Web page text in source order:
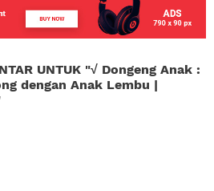
UNTUK "√ Dongeng Anak :
dengan Anak Lembu |